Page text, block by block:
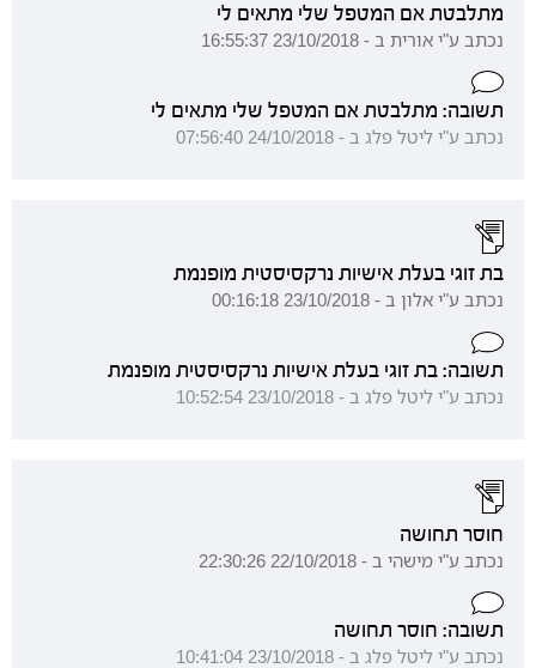
מתלבטת אם המטפל שלי מתאים לי
נכתב ע"י אורית ב - 23/10/2018 16:55:37
תשובה: מתלבטת אם המטפל שלי מתאים לי
נכתב ע"י ליטל פלג ב - 24/10/2018 07:56:40
בת זוגי בעלת אישיות נרקסיסטית מופנמת
נכתב ע"י אלון ב - 23/10/2018 00:16:18
תשובה: בת זוגי בעלת אישיות נרקסיסטית מופנמת
נכתב ע"י ליטל פלג ב - 23/10/2018 10:52:54
חוסר תחושה
נכתב ע"י מישהי ב - 22/10/2018 22:30:26
תשובה: חוסר תחושה
נכתב ע"י ליטל פלג ב - 23/10/2018 10:41:04